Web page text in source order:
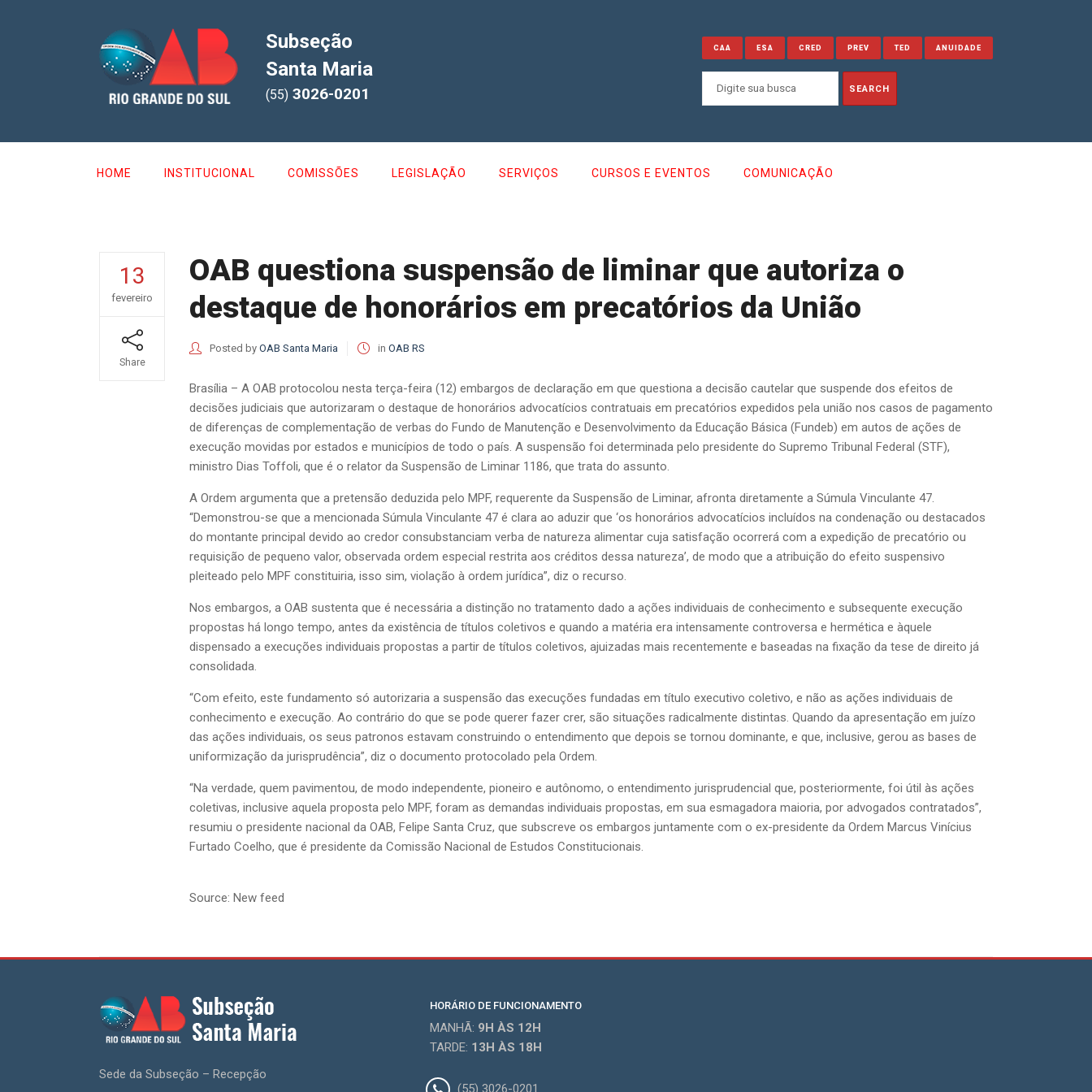
Subseção
Santa Maria
(55) 3026-0201
CAA ESA CRED PREV TED ANUIDADE
HOME INSTITUCIONAL COMISSÕES LEGISLAÇÃO SERVIÇOS CURSOS E EVENTOS COMUNICAÇÃO
13
fevereiro
Share
OAB questiona suspensão de liminar que autoriza o
destaque de honorários em precatórios da União
Posted by OAB Santa Maria in OAB RS
Brasília – A OAB protocolou nesta terça-feira (12) embargos de declaração em que questiona a decisão cautelar que suspende dos efeitos de
decisões judiciais que autorizaram o destaque de honorários advocatícios contratuais em precatórios expedidos pela união nos casos de pagamento
de diferenças de complementação de verbas do Fundo de Manutenção e Desenvolvimento da Educação Básica (Fundeb) em autos de ações de
execução movidas por estados e municípios de todo o país. A suspensão foi determinada pelo presidente do Supremo Tribunal Federal (STF),
ministro Dias Toffoli, que é o relator da Suspensão de Liminar 1186, que trata do assunto.
A Ordem argumenta que a pretensão deduzida pelo MPF, requerente da Suspensão de Liminar, afronta diretamente a Súmula Vinculante 47.
“Demonstrou-se que a mencionada Súmula Vinculante 47 é clara ao aduzir que ‘os honorários advocatícios incluídos na condenação ou destacados
do montante principal devido ao credor consubstanciam verba de natureza alimentar cuja satisfação ocorrerá com a expedição de precatório ou
requisição de pequeno valor, observada ordem especial restrita aos créditos dessa natureza’, de modo que a atribuição do efeito suspensivo
pleiteado pelo MPF constituiria, isso sim, violação à ordem jurídica”, diz o recurso.
Nos embargos, a OAB sustenta que é necessária a distinção no tratamento dado a ações individuais de conhecimento e subsequente execução
propostas há longo tempo, antes da existência de títulos coletivos e quando a matéria era intensamente controversa e hermética e àquele
dispensado a execuções individuais propostas a partir de títulos coletivos, ajuizadas mais recentemente e baseadas na fixação da tese de direito já
consolidada.
“Com efeito, este fundamento só autorizaria a suspensão das execuções fundadas em título executivo coletivo, e não as ações individuais de
conhecimento e execução. Ao contrário do que se pode querer fazer crer, são situações radicalmente distintas. Quando da apresentação em juízo
das ações individuais, os seus patronos estavam construindo o entendimento que depois se tornou dominante, e que, inclusive, gerou as bases de
uniformização da jurisprudência”, diz o documento protocolado pela Ordem.
“Na verdade, quem pavimentou, de modo independente, pioneiro e autônomo, o entendimento jurisprudencial que, posteriormente, foi útil às ações
coletivas, inclusive aquela proposta pelo MPF, foram as demandas individuais propostas, em sua esmagadora maioria, por advogados contratados”,
resumiu o presidente nacional da OAB, Felipe Santa Cruz, que subscreve os embargos juntamente com o ex-presidente da Ordem Marcus Vinícius
Furtado Coelho, que é presidente da Comissão Nacional de Estudos Constitucionais.
Source: New feed
Sede da Subseção – Recepção
HORÁRIO DE FUNCIONAMENTO
MANHÃ: 9H ÀS 12H
TARDE: 13H ÀS 18H
(55) 3026-0201